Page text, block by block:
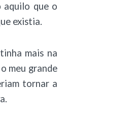
aquilo que o
existia.
mais na
meu grande
tornar a